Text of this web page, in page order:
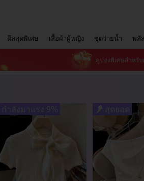
ดีลสุดพิเศษ เสื้อผ้าผู้หญิง ชุดว่ายน้ำ พลั
คูปองพิเศษสำหรับ
กำลังมาแรง 9% สุดยอด